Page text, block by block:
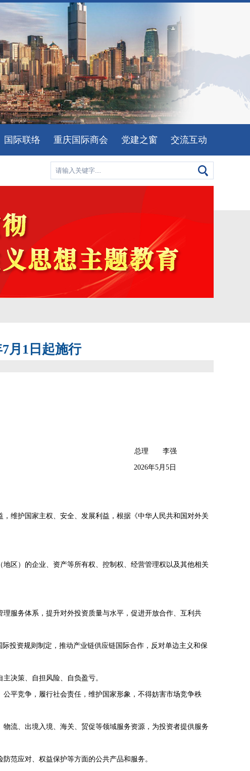
国际联络 重庆国际商会 党建之窗 交流互动
月1日起施行
总理 李强
2026年5月5日
维护国家主权、安全、发展利益，根据《中华人民共和国对外关
区）的企业、资产等所有权、控制权、经营管理权以及其他相关
服务体系，提升对外投资质量与水平，促进开放合作、互利共
投资规则制定，推动产业链供应链国际合作，反对单边主义和保
决策、自担风险、自负盈亏。
平竞争，履行社会责任，维护国家形象，不得妨害市场竞争秩
流、出境入境、海关、贸促等领域服务资源，为投资者提供服务
范应对、权益保护等方面的公共产品和服务。